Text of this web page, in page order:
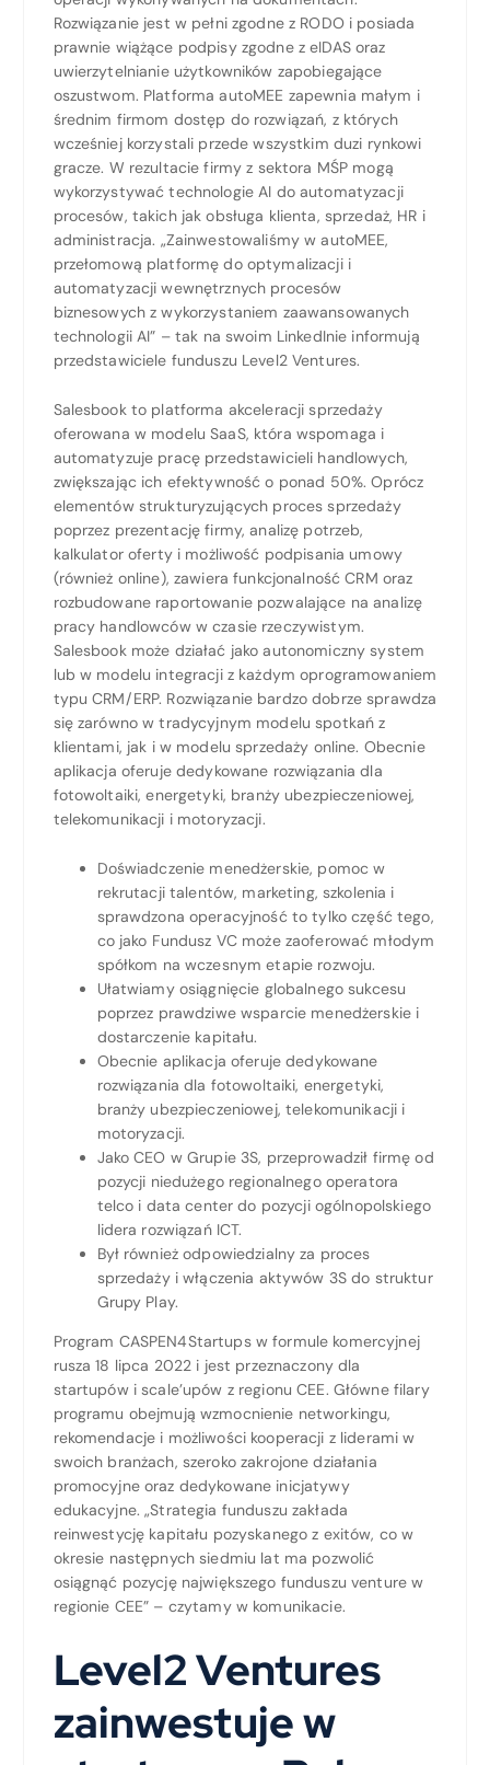
Rozwiązanie jest w pełni zgodne z RODO i posiada
prawnie wiążące podpisy zgodne z eIDAS oraz
uwierzytelnianie użytkowników zapobiegające
oszustwom. Platforma autoMEE zapewnia małym i
średnim firmom dostęp do rozwiązań, z których
wcześniej korzystali przede wszystkim duzi rynkowi
gracze. W rezultacie firmy z sektora MŚP mogą
wykorzystywać technologie AI do automatyzacji
procesów, takich jak obsługa klienta, sprzedaż, HR i
administracja. „Zainwestowaliśmy w autoMEE,
przełomową platformę do optymalizacji i
automatyzacji wewnętrznych procesów
biznesowych z wykorzystaniem zaawansowanych
technologii AI” – tak na swoim LinkedInie informują
przedstawiciele funduszu Level2 Ventures.
Salesbook to platforma akceleracji sprzedaży
oferowana w modelu SaaS, która wspomaga i
automatyzuje pracę przedstawicieli handlowych,
zwiększając ich efektywność o ponad 50%. Oprócz
elementów strukturyzujących proces sprzedaży
poprzez prezentację firmy, analizę potrzeb,
kalkulator oferty i możliwość podpisania umowy
(również online), zawiera funkcjonalność CRM oraz
rozbudowane raportowanie pozwalające na analizę
pracy handlowców w czasie rzeczywistym.
Salesbook może działać jako autonomiczny system
lub w modelu integracji z każdym oprogramowaniem
typu CRM/ERP. Rozwiązanie bardzo dobrze sprawdza
się zarówno w tradycyjnym modelu spotkań z
klientami, jak i w modelu sprzedaży online. Obecnie
aplikacja oferuje dedykowane rozwiązania dla
fotowoltaiki, energetyki, branży ubezpieczeniowej,
telekomunikacji i motoryzacji.
Doświadczenie menedżerskie, pomoc w
rekrutacji talentów, marketing, szkolenia i
sprawdzona operacyjność to tylko część tego,
co jako Fundusz VC może zaoferować młodym
spółkom na wczesnym etapie rozwoju.
Ułatwiamy osiągnięcie globalnego sukcesu
poprzez prawdziwe wsparcie menedżerskie i
dostarczenie kapitału.
Obecnie aplikacja oferuje dedykowane
rozwiązania dla fotowoltaiki, energetyki,
branży ubezpieczeniowej, telekomunikacji i
motoryzacji.
Jako CEO w Grupie 3S, przeprowadził firmę od
pozycji niedużego regionalnego operatora
telco i data center do pozycji ogólnopolskiego
lidera rozwiązań ICT.
Był również odpowiedzialny za proces
sprzedaży i włączenia aktywów 3S do struktur
Grupy Play.
Program CASPEN4Startups w formule komercyjnej
rusza 18 lipca 2022 i jest przeznaczony dla
startupów i scale’upów z regionu CEE. Główne filary
programu obejmują wzmocnienie networkingu,
rekomendacje i możliwości kooperacji z liderami w
swoich branżach, szeroko zakrojone działania
promocyjne oraz dedykowane inicjatywy
edukacyjne. „Strategia funduszu zakłada
reinwestycję kapitału pozyskanego z exitów, co w
okresie następnych siedmiu lat ma pozwolić
osiągnąć pozycję największego funduszu venture w
regionie CEE” – czytamy w komunikacie.
Level2 Ventures
zainwestuje w